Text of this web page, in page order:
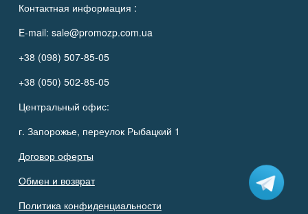
Контактная информация :
E-mail: sale@promozp.com.ua
+38 (098) 507-85-05
+38 (050) 502-85-05
Центральный офис:
г. Запорожье, переулок Рыбацкий 1
Договор оферты
Обмен и возврат
Политика конфиденциальности